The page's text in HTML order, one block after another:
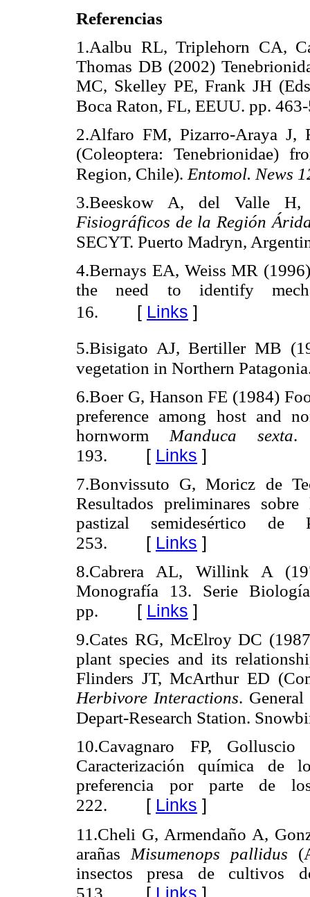
Referencias
1.Aalbu RL, Triplehorn CA,
Thomas DB (2002)
MC, Skelley PE, Frank JH
Boca Raton, FL, EEUU. pp.
2.Alfaro FM, Pizarro-Araya J,
(Coleoptera: Tenebrionidae)
Region, Chile). Entomol. News
3.Beeskow A, del Valle
Fisiográficos de la Región
SECYT. Puerto Madryn,
4.Bernays EA, Weiss MR
the need to identify
16. [ Links ]
5.Bisigato AJ, Bertiller MB
vegetation in Northern
6.Boer G, Hanson FE (1984)
preference among host and
hornworm Manduca sexta
193. [ Links ]
7.Bonvissuto G, Moricz de
Resultados preliminares
pastizal semidesértico de
253. [ Links ]
8.Cabrera AL, Willink A
Monografía 13. Serie
pp. [ Links ]
9.Cates RG, McElroy DC
plant species and its
Flinders JT, McArthur ED
Herbivore Interactions.
Depart-Research Station.
10.Cavagnaro FP,
Caracterización química de
preferencia por parte de
222. [ Links ]
11.Cheli G, Armendaño A,
arañas Misumenops pallidus
insectos presa de cultivos
513.
[ Links ]